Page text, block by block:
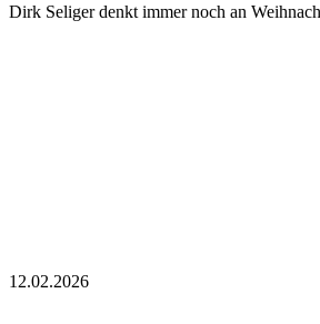
Dirk Seliger denkt immer noch an
12.02.2026